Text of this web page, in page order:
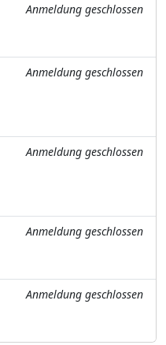
Anmeldung geschlossen
Anmeldung geschlossen
Anmeldung geschlossen
Anmeldung geschlossen
Anmeldung geschlossen